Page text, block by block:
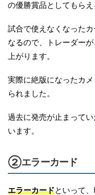
の優勝賞品としてもらえ
試合で使えなくなった
なるので、トレーダー
上がります。
実際に絶版になったカ
られました。
過去に発売が止まって
います。
②エラーカード
エラーカードといって